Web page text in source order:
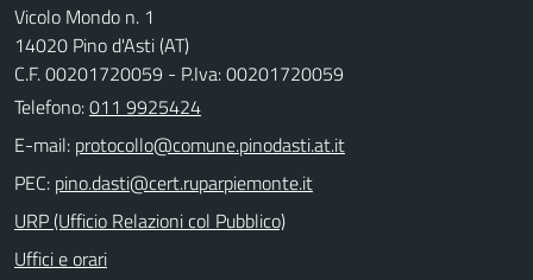
Vicolo Mondo n. 1
14020 Pino d'Asti (AT)
C.F. 00201720059 - P.Iva: 00201720059
Telefono:011 9925424
E-mail:
PEC:
URP (Ufficio Relazioni col Pubblico)
Uffici e orari